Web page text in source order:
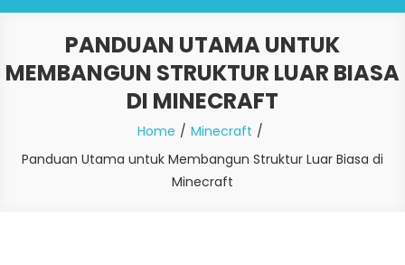
PANDUAN UTAMA UNTUK
MEMBANGUN STRUKTUR LUAR BIASA
DI MINECRAFT
Home
Minecraft
Panduan Utama untuk Membangun Struktur Luar Biasa di
Minecraft